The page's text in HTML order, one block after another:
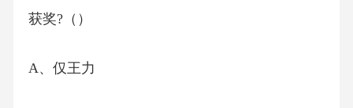
获奖?（）
A、仅王力